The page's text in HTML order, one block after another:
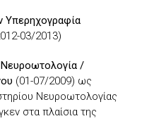
Υπερηχογραφία
03/2013)
Νευροωτολογία /
(01-07/2009) ως
Νευροωτολογίας
στα πλαίσια της